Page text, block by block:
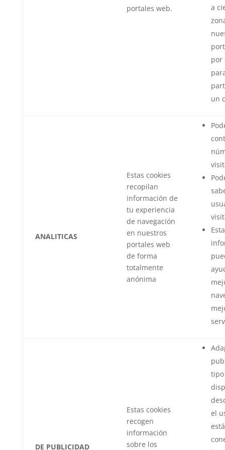
portales web.
a
por
un
ANALITICAS
Estas cookies
recopilan
información de
tu experiencia
de navegación
en nuestros
portales web
de forma
totalmente
anónima
Esta
DE PUBLICIDAD
Estas cookies
recogen
información
sobre los
el
está